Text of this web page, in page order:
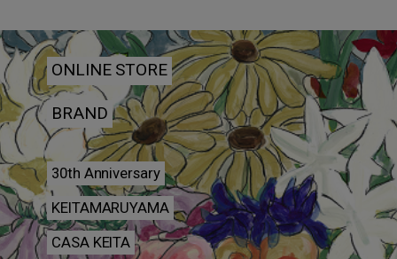
ONLINE STORE
BRAND
30th Anniversary
KEITAMARUYAMA
CASA KEITA